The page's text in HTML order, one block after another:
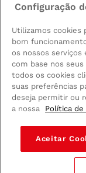
Siga-nos
Comprar na Madeira
Política de
Termos e Condições
Configuração
Utilizamos cookies
bom
os nossos serviços
com base nos seus
todos os cookies
suas preferências
deseja permitir ou
a nossa
Política de
Aceitar